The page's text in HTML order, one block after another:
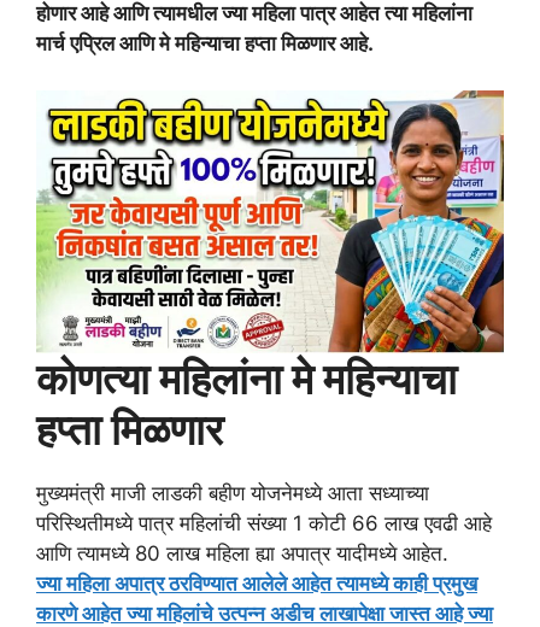
होणार आहे आणि त्यामधील ज्या महिला पात्र आहेत त्या महिलांना
मार्च एप्रिल आणि मे महिन्याचा हप्ता मिळणार आहे.
कोणत्या महिलांना मे महिन्याचा
हप्ता मिळणार
मुख्यमंत्री माजी लाडकी बहीण योजनेमध्ये आता सध्याच्या
परिस्थितीमध्ये पात्र महिलांची संख्या 1 कोटी 66 लाख एवढी आहे
आणि त्यामध्ये 80 लाख महिला ह्या अपात्र यादीमध्ये आहेत.
ज्या महिला अपात्र ठरविण्यात आलेले आहेत त्यामध्ये काही प्रमुख
कारणे आहेत ज्या महिलांचे उत्पन्न अडीच लाखापेक्षा जास्त आहे ज्या